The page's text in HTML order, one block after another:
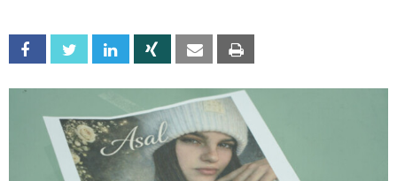
Facebook Twitter Linkedin Xing Email